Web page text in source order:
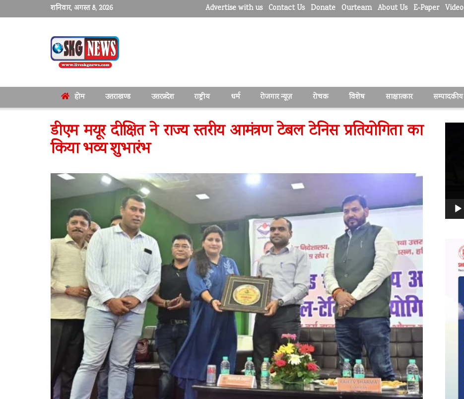
शनिवार, अगस्त 8, 2026 Advertise with us Contact Us Donate Ourteam About Us E-Paper Video
होम उत्तराखण्ड उत्तरप्रदेश राष्ट्रीय धर्म रोजगार न्यूज़ रोचक विशेष साक्षात्कार सम्पादकीय
डीएम मयूर दीक्षित ने राज्य स्तरीय आमंत्रण टेबल टेनिस प्रतियोगिता का
किया भव्य शुभारंभ